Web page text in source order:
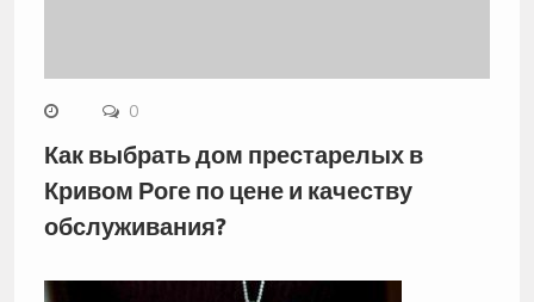
0
Как выбрать дом престарелых в
Кривом Роге по цене и качеству
обслуживания?